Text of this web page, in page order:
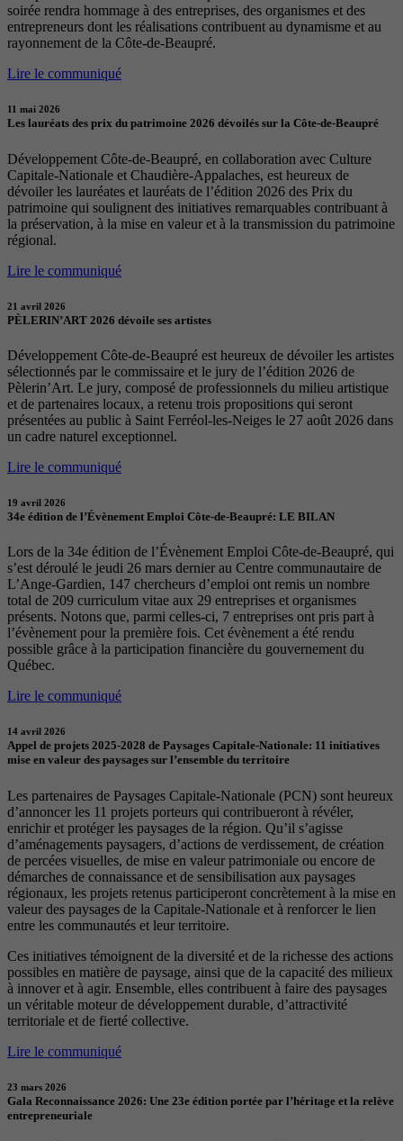
soirée rendra hommage à des entreprises, des organismes et des
entrepreneurs dont les réalisations contribuent au dynamisme et au
rayonnement de la Côte-de-Beaupré.
Lire le communiqué
11 mai 2026
Les lauréats des prix du patrimoine 2026 dévoilés sur la Côte-de-Beaupré
Développement Côte-de-Beaupré, en collaboration avec Culture
Capitale-Nationale et Chaudière-Appalaches, est heureux de
dévoiler les lauréates et lauréats de l’édition 2026 des Prix du
patrimoine qui soulignent des initiatives remarquables contribuant à
la préservation, à la mise en valeur et à la transmission du patrimoine
régional.
Lire le communiqué
21 avril 2026
PÈLERIN’ART 2026 dévoile ses artistes
Développement Côte-de-Beaupré est heureux de dévoiler les artistes
sélectionnés par le commissaire et le jury de l’édition 2026 de
Pèlerin’Art. Le jury, composé de professionnels du milieu artistique
et de partenaires locaux, a retenu trois propositions qui seront
présentées au public à Saint Ferréol-les-Neiges le 27 août 2026 dans
un cadre naturel exceptionnel.
Lire le communiqué
19 avril 2026
34e édition de l’Évènement Emploi Côte-de-Beaupré: LE BILAN
Lors de la 34e édition de l’Évènement Emploi Côte-de-Beaupré, qui
s’est déroulé le jeudi 26 mars dernier au Centre communautaire de
L’Ange-Gardien, 147 chercheurs d’emploi ont remis un nombre
total de 209 curriculum vitae aux 29 entreprises et organismes
présents. Notons que, parmi celles-ci, 7 entreprises ont pris part à
l’évènement pour la première fois. Cet évènement a été rendu
possible grâce à la participation financière du gouvernement du
Québec.
Lire le communiqué
14 avril 2026
Appel de projets 2025-2028 de Paysages Capitale-Nationale: 11 initiatives
mise en valeur des paysages sur l’ensemble du territoire
Les partenaires de Paysages Capitale-Nationale (PCN) sont heureux
d’annoncer les 11 projets porteurs qui contribueront à révéler,
enrichir et protéger les paysages de la région. Qu’il s’agisse
d’aménagements paysagers, d’actions de verdissement, de création
de percées visuelles, de mise en valeur patrimoniale ou encore de
démarches de connaissance et de sensibilisation aux paysages
régionaux, les projets retenus participeront concrètement à la mise en
valeur des paysages de la Capitale-Nationale et à renforcer le lien
entre les communautés et leur territoire.
Ces initiatives témoignent de la diversité et de la richesse des actions
possibles en matière de paysage, ainsi que de la capacité des milieux
à innover et à agir. Ensemble, elles contribuent à faire des paysages
un véritable moteur de développement durable, d’attractivité
territoriale et de fierté collective.
Lire le communiqué
23 mars 2026
Gala Reconnaissance 2026: Une 23e édition portée par l’héritage et la relève
entrepreneuriale